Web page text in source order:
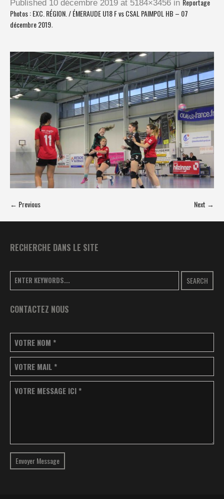
Published 10 décembre 2019 at 5184×3456 in Reportage
Photos : EXC. RÉGION. / ÉMERAUDE U18 F vs CSAL PAIMPOL HB – 07
décembre 2019.
← Previous Next →
RECHERCHE DANS LE SITE
SEARCH
CONTACTEZ NOUS
VOTRE NOM *
VOTRE MAIL *
VOTRE MESSAGE ICI *
Envoyer Message